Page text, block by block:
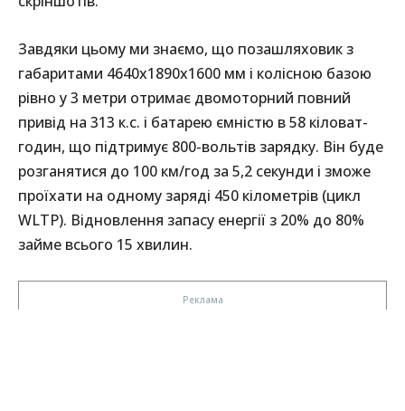
Завдяки цьому ми знаємо, що позашляховик з
габаритами 4640x1890x1600 мм і колісною базою
рівно у 3 метри отримає двомоторний повний
привід на 313 к.с. і батарею ємністю в 58 кіловат-
годин, що підтримує 800-вольтів зарядку. Він буде
розганятися до 100 км/год за 5,2 секунди і зможе
проїхати на одному заряді 450 кілометрів (цикл
WLTP). Відновлення запасу енергії з 20% до 80%
займе всього 15 хвилин.